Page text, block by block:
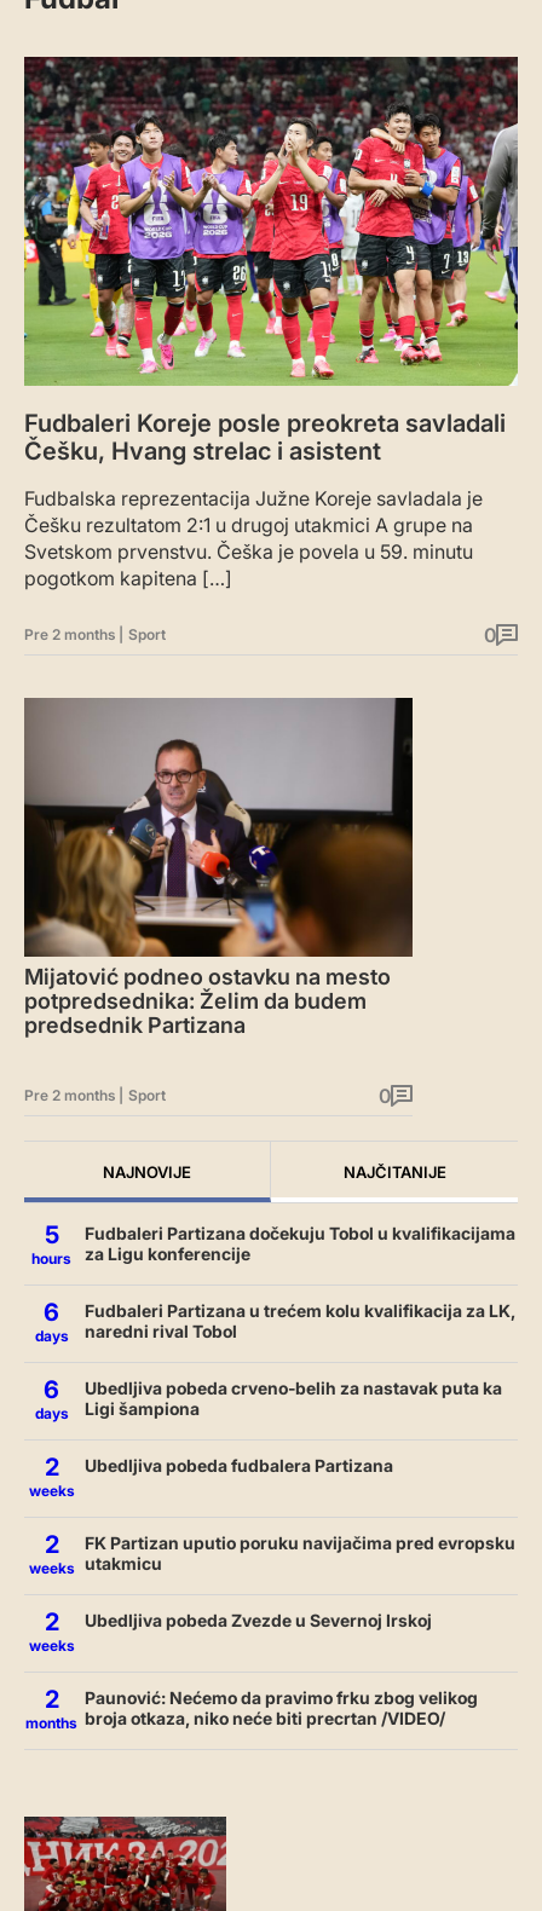
Fudbaleri Koreje posle preokreta savladali
Češku, Hvang strelac i asistent
Fudbalska reprezentacija Južne Koreje savladala je
Češku rezultatom 2:1 u drugoj utakmici A grupe na
Svetskom prvenstvu. Češka je povela u 59. minutu
pogotkom kapitena […]
Pre 2 months Sport 0
Mijatović podneo ostavku na mesto
potpredsednika: Želim da budem
predsednik Partizana
Pre 2 months Sport 0
NAJNOVIJE NAJČITANIJE
5
hours
Fudbaleri Partizana dočekuju Tobol u kvalifikacijama
za Ligu konferencije
6
days
Fudbaleri Partizana u trećem kolu kvalifikacija za LK,
naredni rival Tobol
6
days
Ubedljiva pobeda crveno-belih za nastavak puta ka
Ligi šampiona
2
weeks
Ubedljiva pobeda fudbalera Partizana
2
weeks
FK Partizan uputio poruku navijačima pred evropsku
utakmicu
2
weeks
Ubedljiva pobeda Zvezde u Severnoj Irskoj
2
months
Paunović: Nećemo da pravimo frku zbog velikog
broja otkaza, niko neće biti precrtan /VIDEO/